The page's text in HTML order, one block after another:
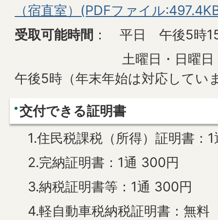
（宿直室）(PDFファイル
受取可能時間 ： 平日 午後5時
土曜日・日曜日・祝
午後5時（年末年始は対応してい
交付できる証明書
1.住民税課税（所得）証明書：
2.完納証明書：1通 300円
3.納税証明書等：1通 300円
4.軽自動車税納税証明書：無料